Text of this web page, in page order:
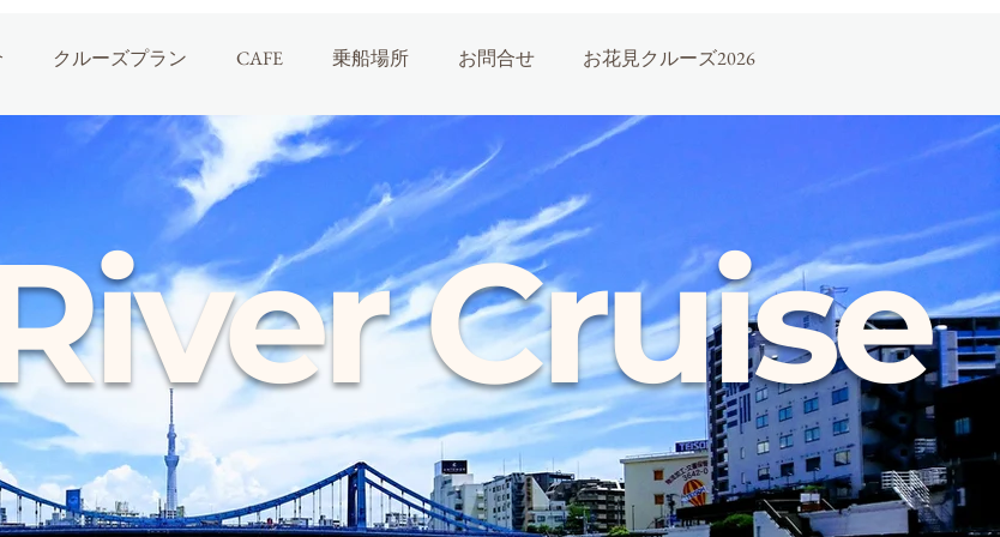
クルーズプラン CAFE 乗船場所 お問合せ お花見クルーズ2026
Cruise